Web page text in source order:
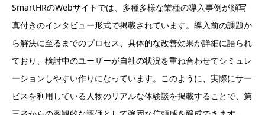
SmartHRのWebサイトでは、多種多様な業種の導入事例が顔写
真付きのインタビュー形式で掲載されています。導入前の課題か
ら解決に至るまでのプロセス、具体的な改善効果が詳細に語られ
ており、検討中のユーザーが自社の状況を重ね合わせてシミュレ
ーションしやすい作りになっています。このように、実際にサー
ビスを利用している人物のリアルな体験談を掲載することで、第